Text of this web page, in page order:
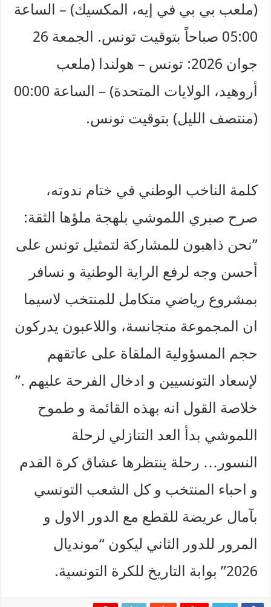
(ملعب بي بي في إيه، المكسيك) – الساعة
05:00 صباحاً بتوقيت تونس. ​الجمعة 26
جوان 2026: تونس – هولندا (ملعب
أروهيد، الولايات المتحدة) – الساعة 00:00
(منتصف الليل) بتوقيت تونس.
​كلمة الناخب الوطني ​في ختام ندوته،
صرح صبري اللموشي بلهجة ملؤها الثقة: ​
”نحن ذاهبون للمشاركة لتمثيل تونس على
أحسن وجه لرفع الراية الوطنية و نسافر
بمشروع رياضي متكامل للمنتخب لاسيما
ان المجموعة متجانسة، واللاعبون يدركون
حجم المسؤولية الملقاة على عاتقهم
لإسعاد التونسيين و ادخال الفرحة عليهم .”
​خلاصة القول انه بهذه القائمة و طموح
اللموشي بدأ العد التنازلي لرحلة
النسور… رحلة ينتظرها عشاق كرة القدم
و احباء المنتخب و كل الشعب التونسي
بآمال عريضة للقطع مع الدور الاول و
المرور للدور الثاني ليكون “مونديال
2026” بوابة التاريخ للكرة التونسية.